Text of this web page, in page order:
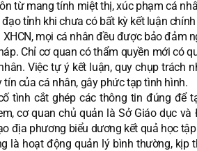
từ mang tính miệt thị, xúc phạm cá
tỉnh khi chưa có bất kỳ kết luận
mọi cá nhân đều được bảo đảm
Chỉ cơ quan có thẩm quyền mới có
Việc tự ý kết luận, quy chụp trách
của cá nhân, gây phức tạp tình hình.
tình cắt ghép các thông tin đúng để
cơ quan chủ quản là Sở Giáo dục
địa phương biểu dương kết quả học
là hoạt động quản lý bình thường, kịp